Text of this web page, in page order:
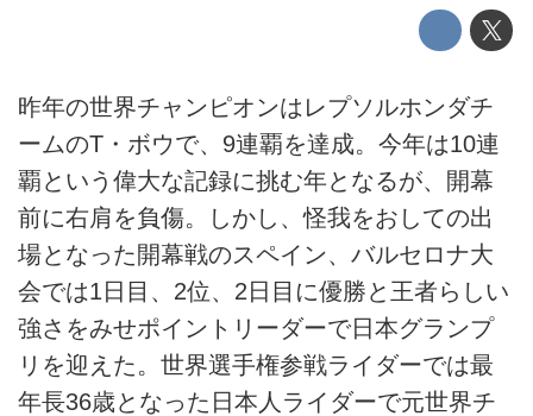
昨年の世界チャンピオンはレプソルホンダチ
ームのT・ボウで、9連覇を達成。今年は10連
覇という偉大な記録に挑む年となるが、開幕
前に右肩を負傷。しかし、怪我をおしての出
場となった開幕戦のスペイン、バルセロナ大
会では1日目、2位、2日目に優勝と王者らしい
強さをみせポイントリーダーで日本グランプ
リを迎えた。世界選手権参戦ライダーでは最
年長36歳となった日本人ライダーで元世界チ